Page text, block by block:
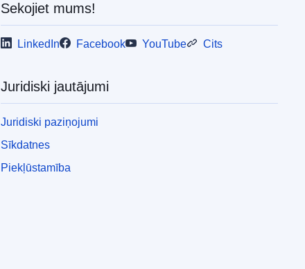
Sekojiet mums!
LinkedIn Facebook YouTube Cits
Juridiski jautājumi
Juridiski paziņojumi
Sīkdatnes
Piekļūstamība